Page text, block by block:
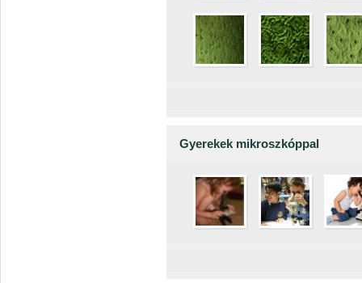
Gyerekek mikroszkóppal